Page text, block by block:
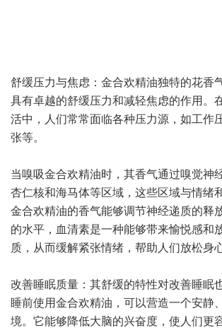
舒缓压力与焦虑：金合欢精油独特的花香
具有卓越的舒缓压力和减轻焦虑的作用。
活中，人们常常面临各种压力源，如工作
张等。
当嗅吸金合欢精油时，其香气通过嗅觉神
杏仁核和海马体等区域，这些区域与情绪
金合欢精油的香气能够调节神经递质的释
的水平，血清素是一种能够带来愉悦感和
质，从而缓解紧张情绪，帮助人们放松身
改善睡眠质量：其舒缓的特性对改善睡眠
睡前使用金合欢精油，可以营造一个安静
境。它能够降低大脑的兴奋度，使人们更